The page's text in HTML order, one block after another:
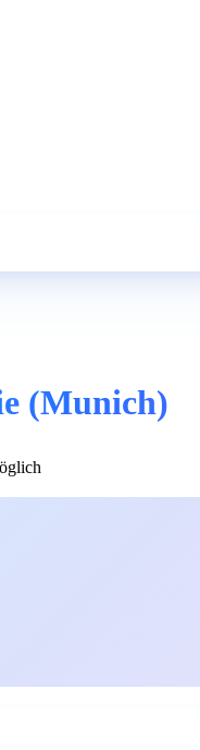
(Munich)